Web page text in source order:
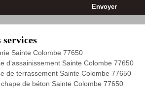
services
Sainte Colombe 77650
d'assainissement Sainte Colombe 77650
de terrassement Sainte Colombe 77650
de béton Sainte Colombe 77650